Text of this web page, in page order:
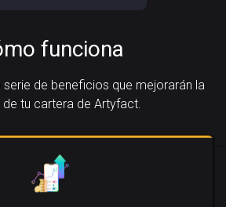
funciona
de beneficios que mejorarán la
de tu cartera de Artyfact.